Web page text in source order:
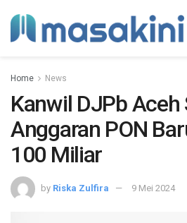
Home News
Kanwil DJPb Aceh
Anggaran PON
100 Miliar
by Riska Zulfira 9 Mei 2024